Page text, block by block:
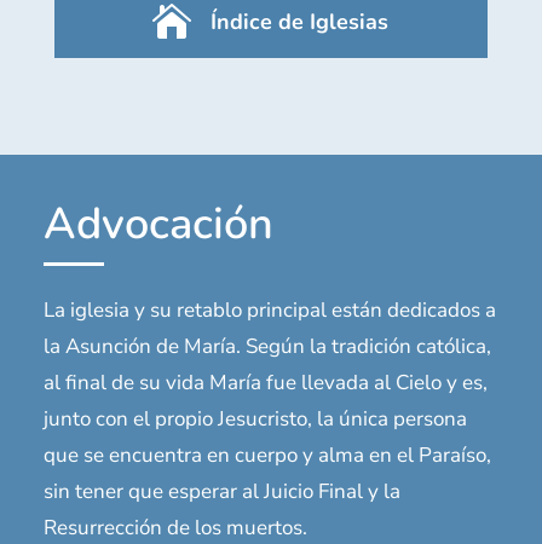
 Índice de Iglesias
Advocación
La iglesia y su retablo principal están dedicados a
la Asunción de María. Según la tradición católica,
al final de su vida María fue llevada al Cielo y es,
junto con el propio Jesucristo, la única persona
que se encuentra en cuerpo y alma en el Paraíso,
sin tener que esperar al Juicio Final y la
Resurrección de los muertos.